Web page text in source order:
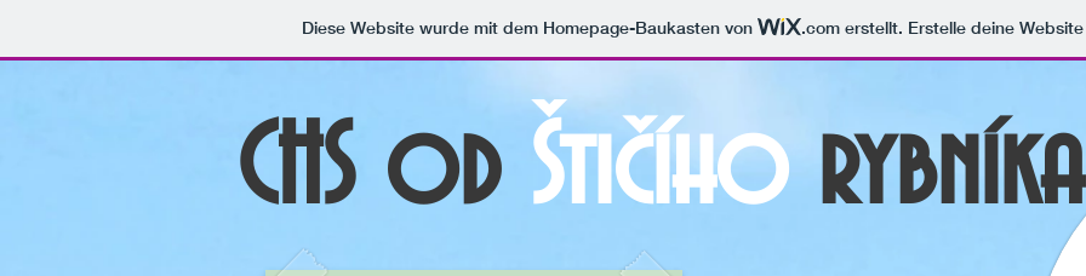
Diese Website wurde mit dem Homepage-Baukasten von .com erstellt. Erstelle deine
CHS od Štičíhorybníka